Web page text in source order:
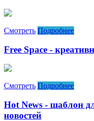
Смотреть Подробнее
Free Space -
Смотреть Подробнее
Hot News - шаблон
новостей